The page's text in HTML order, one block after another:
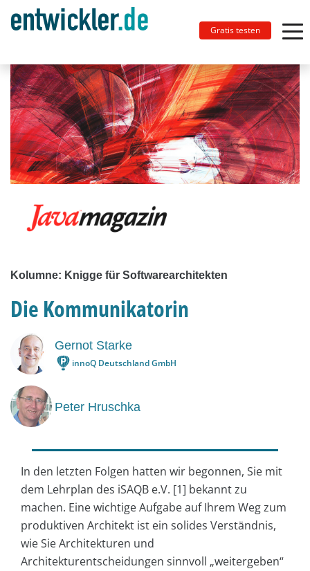
Gratis testen
Kolumne: Knigge für Softwarearchitekten
Die Kommunikatorin
Gernot Starke
innoQ Deutschland GmbH
Peter Hruschka
In den letzten Folgen hatten wir begonnen, Sie mit
dem Lehrplan des iSAQB e.V. [1] bekannt zu
machen. Eine wichtige Aufgabe auf Ihrem Weg zum
produktiven Architekt ist ein solides Verständnis,
wie Sie Architekturen und
Architekturentscheidungen sinnvoll „weitergeben“